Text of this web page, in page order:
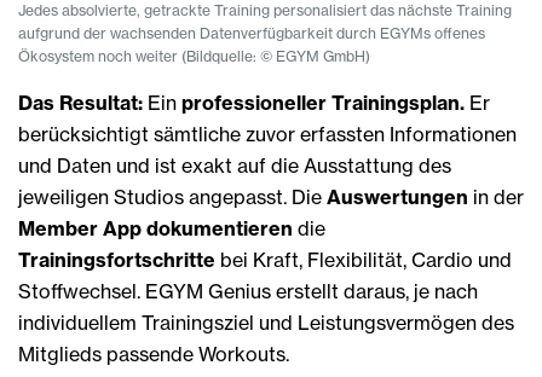
Jedes absolvierte, getrackte Training personalisiert das nächste Training
aufgrund der wachsenden Datenverfügbarkeit durch EGYMs offenes
Ökosystem noch weiter (Bildquelle: © EGYM GmbH)
Das Resultat: Ein professioneller Trainingsplan. Er
berücksichtigt sämtliche zuvor erfassten Informationen
und Daten und ist exakt auf die Ausstattung des
jeweiligen Studios angepasst. Die Auswertungen in der
Member App dokumentieren die
Trainingsfortschritte bei Kraft, Flexibilität, Cardio und
Stoffwechsel. EGYM Genius erstellt daraus, je nach
individuellem Trainingsziel und Leistungsvermögen des
Mitglieds passende Workouts.